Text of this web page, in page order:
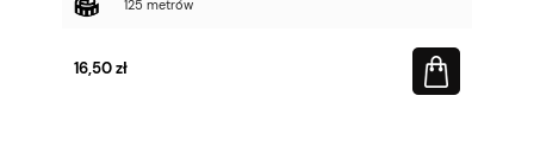
125 metrów
16,50 zł